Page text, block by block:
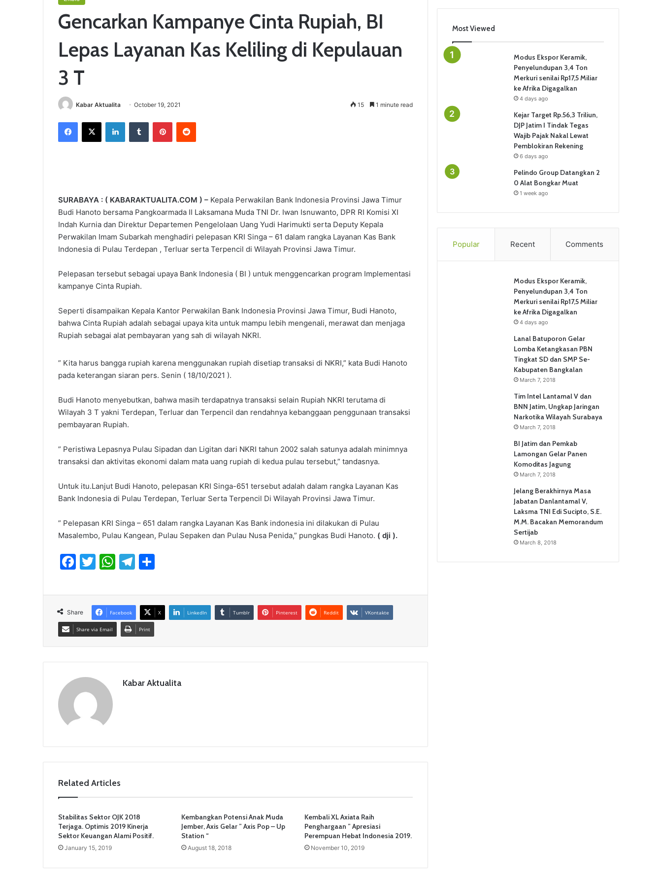
Gencarkan Kampanye Cinta Rupiah, BI
Lepas Layanan Kas Keliling di Kepulauan
3 T
Kabar Aktualita October 19, 2021 15 1 minute read
SURABAYA : ( KABARAKTUALITA.COM ) – Kepala Perwakilan Bank Indonesia Provinsi Jawa Timur
Budi Hanoto bersama Pangkoarmada II Laksamana Muda TNI Dr. Iwan Isnuwanto, DPR RI Komisi XI
Indah Kurnia dan Direktur Departemen Pengelolaan Uang Yudi Harimukti serta Deputy Kepala
Perwakilan Imam Subarkah menghadiri pelepasan KRI Singa – 61 dalam rangka Layanan Kas Bank
Indonesia di Pulau Terdepan , Terluar serta Terpencil di Wilayah Provinsi Jawa Timur.
Pelepasan tersebut sebagai upaya Bank Indonesia ( BI ) untuk menggencarkan program Implementasi
kampanye Cinta Rupiah.
Seperti disampaikan Kepala Kantor Perwakilan Bank Indonesia Provinsi Jawa Timur, Budi Hanoto,
bahwa Cinta Rupiah adalah sebagai upaya kita untuk mampu lebih mengenali, merawat dan menjaga
Rupiah sebagai alat pembayaran yang sah di wilayah NKRI.
” Kita harus bangga rupiah karena menggunakan rupiah disetiap transaksi di NKRI,” kata Budi Hanoto
pada keterangan siaran pers. Senin ( 18/10/2021 ).
Budi Hanoto menyebutkan, bahwa masih terdapatnya transaksi selain Rupiah NKRI terutama di
Wilayah 3 T yakni Terdepan, Terluar dan Terpencil dan rendahnya kebanggaan penggunaan transaksi
pembayaran Rupiah.
” Peristiwa Lepasnya Pulau Sipadan dan Ligitan dari NKRI tahun 2002 salah satunya adalah minimnya
transaksi dan aktivitas ekonomi dalam mata uang rupiah di kedua pulau tersebut,” tandasnya.
Untuk itu.Lanjut Budi Hanoto, pelepasan KRI Singa-651 tersebut adalah dalam rangka Layanan Kas
Bank Indonesia di Pulau Terdepan, Terluar Serta Terpencil Di Wilayah Provinsi Jawa Timur.
” Pelepasan KRI Singa – 651 dalam rangka Layanan Kas Bank indonesia ini dilakukan di Pulau
Masalembo, Pulau Kangean, Pulau Sepaken dan Pulau Nusa Penida,” pungkas Budi Hanoto. ( dji ).
F
c
e
b
o
k
T
itt
er
W
at
s
A
p
T
e
gr
a
m
ar
e
Share Facebook X LinkedIn Tumblr Pinterest Reddit VKontakte
Share via Email Print
Kabar Aktualita
Related Articles
Stabilitas Sektor OJK 2018
Terjaga. Optimis 2019 Kinerja
Sektor Keuangan Alami Positif.
January 15, 2019
Kembangkan Potensi Anak Muda
Jember, Axis Gelar ” Axis Pop – Up
Station “
August 18, 2018
Kembali XL Axiata Raih
Penghargaan ” Apresiasi
Perempuan Hebat Indonesia 2019.
November 10, 2019
Most Viewed
Modus Ekspor Keramik,
Penyelundupan 3,4 Ton
Merkuri senilai Rp17,5 Miliar
ke Afrika Digagalkan
4 days ago
Kejar Target Rp.56,3 Triliun,
DJP Jatim I Tindak Tegas
Wajib Pajak Nakal Lewat
Pemblokiran Rekening
6 days ago
Pelindo Group Datangkan 2
0 Alat Bongkar Muat
1 week ago
Popular Recent Comments
Modus Ekspor Keramik,
Penyelundupan 3,4 Ton
Merkuri senilai Rp17,5 Miliar
ke Afrika Digagalkan
4 days ago
Lanal Batuporon Gelar
Lomba Ketangkasan PBN
Tingkat SD dan SMP Se-
Kabupaten Bangkalan
March 7, 2018
Tim Intel Lantamal V dan
BNN Jatim, Ungkap Jaringan
Narkotika Wilayah Surabaya
March 7, 2018
BI Jatim dan Pemkab
Lamongan Gelar Panen
Komoditas Jagung
March 7, 2018
Jelang Berakhirnya Masa
Jabatan Danlantamal V,
Laksma TNI Edi Sucipto, S.E.
M.M. Bacakan Memorandum
Sertijab
March 8, 2018